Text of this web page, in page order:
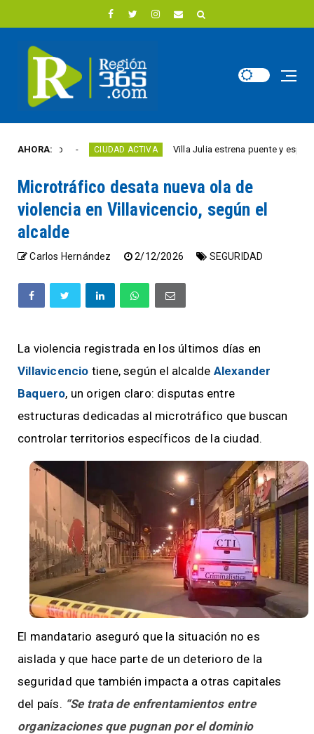
AHORA:
año CIUDAD ACTIVA Villa Julia estrena puente y espacios
Microtráfico desata nueva ola de
violencia en Villavicencio, según el
alcalde
Carlos Hernández 2/12/2026 SEGURIDAD
La violencia registrada en los últimos días en
Villavicencio tiene, según el alcalde Alexander
Baquero, un origen claro: disputas entre
estructuras dedicadas al microtráfico que buscan
controlar territorios específicos de la ciudad.
El mandatario aseguró que la situación no es
aislada y que hace parte de un deterioro de la
seguridad que también impacta a otras capitales
del país. “Se trata de enfrentamientos entre
organizaciones que pugnan por el dominio